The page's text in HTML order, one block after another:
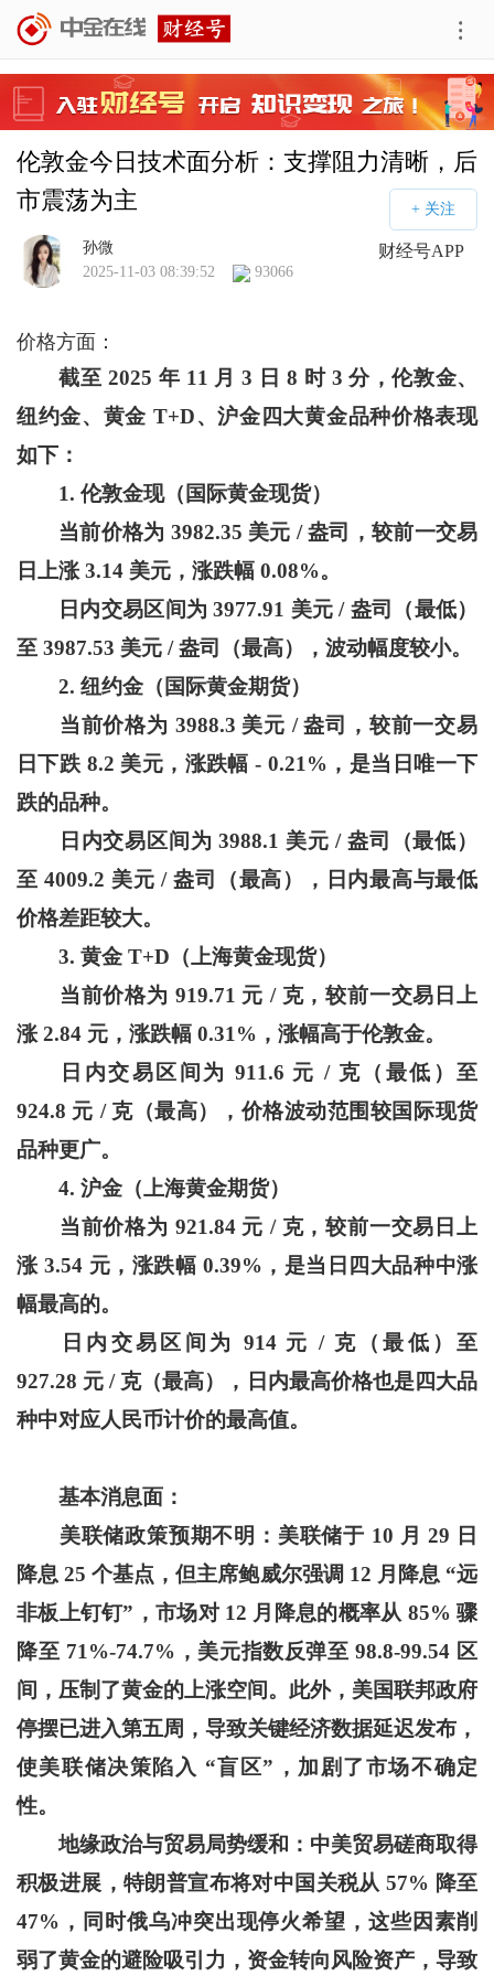
伦敦金今日技术面分析：支撑阻力清晰，后
市震荡为主
财经号APP
孙微
2025-11-03 08:39:52
93066
价格方面 ：
截至 2025 年 11 月 3 日 8 时 3 分，伦敦金、
纽约金、黄金 T+D、沪金四大黄金品种价格表现
如下：
1. 伦敦金现（国际黄金现货）
当前价格为 3982.35 美元 / 盎司，较前一交易
日上涨 3.14 美元，涨跌幅 0.08%。
日内交易区间为 3977.91 美元 / 盎司（最低）
至 3987.53 美元 / 盎司（最高），波动幅度较小。
2. 纽约金（国际黄金期货）
当前价格为 3988.3 美元 / 盎司，较前一交易
日下跌 8.2 美元，涨跌幅 - 0.21%，是当日唯一下
跌的品种。
日内交易区间为 3988.1 美元 / 盎司（最低）
至 4009.2 美元 / 盎司（最高），日内最高与最低
价格差距较大。
3. 黄金 T+D（上海黄金现货）
当前价格为 919.71 元 / 克，较前一交易日上
涨 2.84 元，涨跌幅 0.31%，涨幅高于伦敦金。
日内交易区间为 911.6 元 / 克（最低）至
924.8 元 / 克（最高），价格波动范围较国际现货
品种更广。
4. 沪金（上海黄金期货）
当前价格为 921.84 元 / 克，较前一交易日上
涨 3.54 元，涨跌幅 0.39%，是当日四大品种中涨
幅最高的。
日内交易区间为 914 元 / 克（最低）至
927.28 元 / 克（最高），日内最高价格也是四大品
种中对应人民币计价的最高值。
基本消息面：
美联储政策预期不明：美联储于 10 月 29 日
降息 25 个基点，但主席鲍威尔强调 12 月降息 “远
非板上钉钉”，市场对 12 月降息的概率从 85% 骤
降至 71%-74.7%，美元指数反弹至 98.8-99.54 区
间，压制了黄金的上涨空间。此外，美国联邦政府
停摆已进入第五周，导致关键经济数据延迟发布，
使美联储决策陷入 “盲区”，加剧了市场不确定
性。
地缘政治与贸易局势缓和：中美贸易磋商取得
积极进展，特朗普宣布将对中国关税从 57% 降至
47%，同时俄乌冲突出现停火希望，这些因素削
弱了黄金的避险吸引力，资金转向风险资产，导致